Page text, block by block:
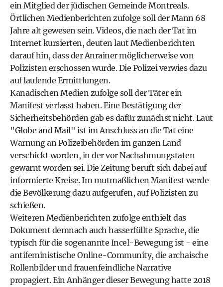
ein Mitglied der jüdischen Gemeinde Montreals.
Örtlichen Medienberichten zufolge soll der Mann 68
Jahre alt gewesen sein. Videos, die nach der Tat im
Internet kursierten, deuten laut Medienberichten
darauf hin, dass der Anrainer möglicherweise von
Polizisten erschossen wurde. Die Polizei verwies dazu
auf laufende Ermittlungen.
Kanadischen Medien zufolge soll der Täter ein
Manifest verfasst haben. Eine Bestätigung der
Sicherheitsbehörden gab es dafür zunächst nicht. Laut
"Globe and Mail" ist im Anschluss an die Tat eine
Warnung an Polizeibehörden im ganzen Land
verschickt worden, in der vor Nachahmungstaten
gewarnt worden sei. Die Zeitung beruft sich dabei auf
informierte Kreise. Im mutmaßlichen Manifest werde
die Bevölkerung dazu aufgerufen, auf Polizisten zu
schießen.
Weiteren Medienberichten zufolge enthielt das
Dokument demnach auch hasserfüllte Sprache, die
typisch für die sogenannte Incel-Bewegung ist - eine
antifeministische Online-Community, die archaische
Rollenbilder und frauenfeindliche Narrative
propagiert. Ein Anhänger dieser Bewegung hatte 2018